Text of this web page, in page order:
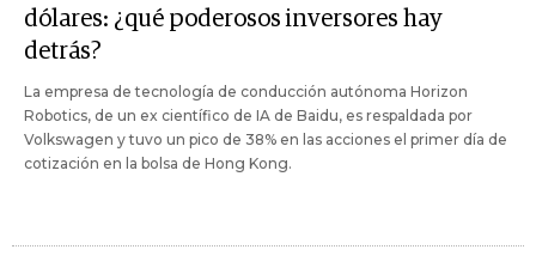
dólares: ¿qué poderosos inversores hay
detrás?
La empresa de tecnología de conducción autónoma Horizon
Robotics, de un ex científico de IA de Baidu, es respaldada por
Volkswagen y tuvo un pico de 38% en las acciones el primer día de
cotización en la bolsa de Hong Kong.